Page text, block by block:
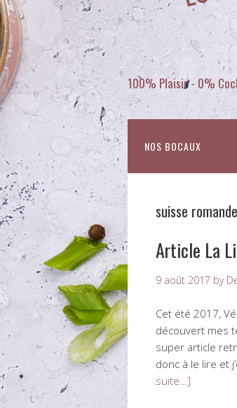
100% Plaisir - 0%
NOS BOCAUX
suisse romande
Article La
9 août 2017 by
Cet été 2017,
découvert mes
super article
donc à le lire et
suite…]